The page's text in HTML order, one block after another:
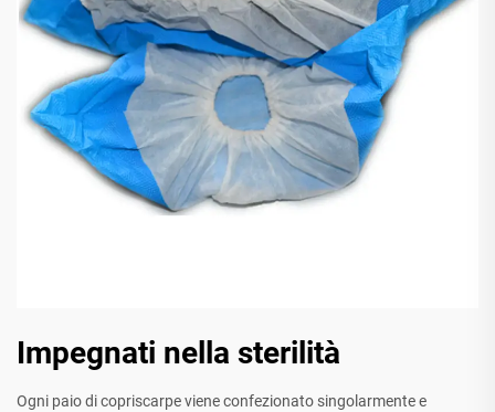
Impegnati nella sterilità
Ogni paio di copriscarpe viene confezionato singolarmente e